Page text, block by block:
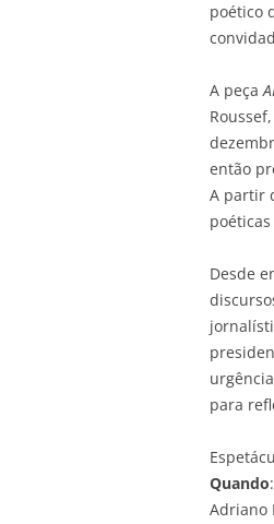
poético
A peça
então
A partir
Desde
para
Quando
Adriano